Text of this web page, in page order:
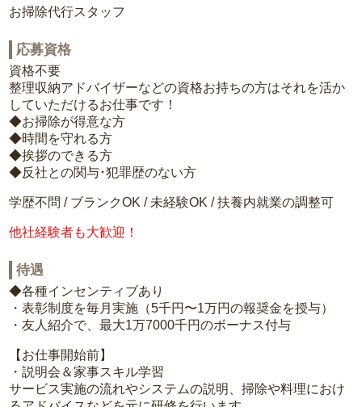
お掃除代行スタッフ
応募資格
資格不要
整理収納アドバイザーなどの資格お持ちの方はそれを活か
していただけるお仕事です！
◆お掃除が得意な方
◆時間を守れる方
◆挨拶のできる方
◆反社との関与･犯罪歴のない方
学歴不問 / ブランクOK / 未経験OK / 扶養内就業の調整可
他社経験者も大歓迎！
待遇
◆各種インセンティブあり
・表彰制度を毎月実施（5千円〜1万円の報奨金を授与）
・友人紹介で、最大1万7000千円のボーナス付与
【お仕事開始前】
・説明会＆家事スキル学習
サービス実施の流れやシステムの説明、掃除や料理におけ